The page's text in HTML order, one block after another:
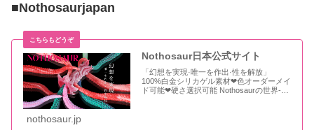
■Nothosaurjapan
Nothosaur日本公式サイト
「幻想を実現·唯一を作出·性を解放」
100%白金シリカゲル素材❤色オーダーメイ
ド可能❤硬さ選択可能 Nothosaurの世界-人
nothosaur.jp